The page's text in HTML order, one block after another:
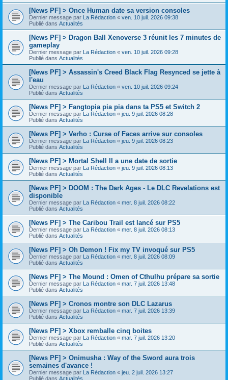
[News PF] > Once Human date sa version consoles
Dernier message par La Rédaction « ven. 10 juil. 2026 09:38
Publié dans Actualités
[News PF] > Dragon Ball Xenoverse 3 réunit les 7 minutes de
gameplay
Dernier message par La Rédaction « ven. 10 juil. 2026 09:28
Publié dans Actualités
[News PF] > Assassin's Creed Black Flag Resynced se jette à
l'eau
Dernier message par La Rédaction « ven. 10 juil. 2026 09:24
Publié dans Actualités
[News PF] > Fangtopia pia pia dans ta PS5 et Switch 2
Dernier message par La Rédaction « jeu. 9 juil. 2026 08:28
Publié dans Actualités
[News PF] > Verho : Curse of Faces arrive sur consoles
Dernier message par La Rédaction « jeu. 9 juil. 2026 08:23
Publié dans Actualités
[News PF] > Mortal Shell II a une date de sortie
Dernier message par La Rédaction « jeu. 9 juil. 2026 08:13
Publié dans Actualités
[News PF] > DOOM : The Dark Ages - Le DLC Revelations est
disponible
Dernier message par La Rédaction « mer. 8 juil. 2026 08:22
Publié dans Actualités
[News PF] > The Caribou Trail est lancé sur PS5
Dernier message par La Rédaction « mer. 8 juil. 2026 08:13
Publié dans Actualités
[News PF] > Oh Demon ! Fix my TV invoqué sur PS5
Dernier message par La Rédaction « mer. 8 juil. 2026 08:09
Publié dans Actualités
[News PF] > The Mound : Omen of Cthulhu prépare sa sortie
Dernier message par La Rédaction « mar. 7 juil. 2026 13:48
Publié dans Actualités
[News PF] > Cronos montre son DLC Lazarus
Dernier message par La Rédaction « mar. 7 juil. 2026 13:39
Publié dans Actualités
[News PF] > Xbox remballe cinq boites
Dernier message par La Rédaction « mar. 7 juil. 2026 13:20
Publié dans Actualités
[News PF] > Onimusha : Way of the Sword aura trois
semaines d'avance !
Dernier message par La Rédaction « jeu. 2 juil. 2026 13:27
Publié dans Actualités